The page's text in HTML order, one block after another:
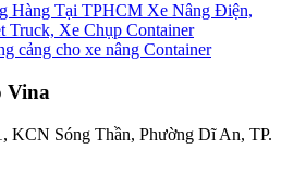
Hàng Tại TPHCM Xe Nâng Điện,
Truck, Xe Chụp Container
cảng cho xe nâng Container
Vina
KCN Sóng Thần, Phường Dĩ An, TP.